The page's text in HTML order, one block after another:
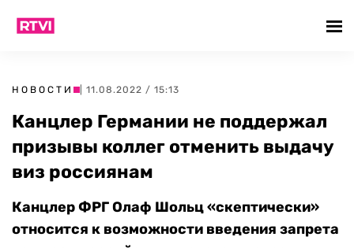
НОВОСТИ | 11.08.2022 / 15:13
Канцлер Германии не поддержал
призывы коллег отменить выдачу
виз россиянам
Канцлер ФРГ Олаф Шольц «скептически»
относится к возможности введения запрета